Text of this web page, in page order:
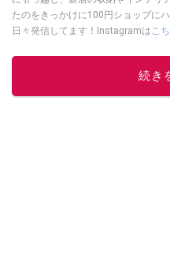
たのをきっかけに100円ショップにハマる。 100円ショップで購
日々発信してます！Instagramは こ
こ
続き